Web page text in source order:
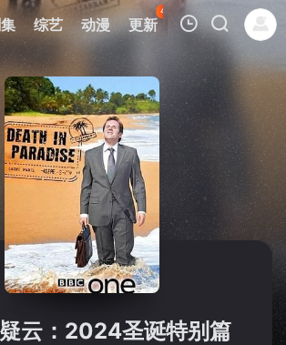
综艺 动漫 更新
45
热榜 APP
影记录
暂无观看影片的记录
云：2024圣诞特别篇